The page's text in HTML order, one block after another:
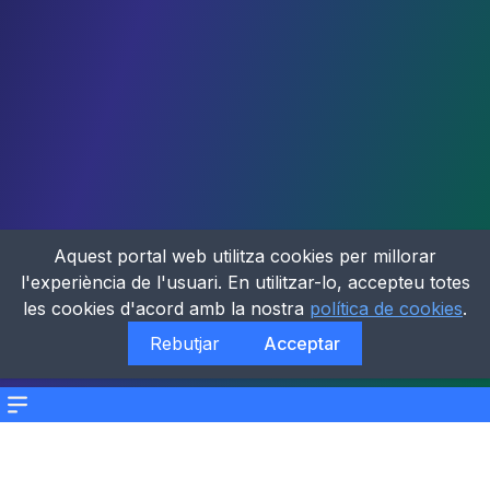
Menu
Aquest portal web utilitza cookies per millorar
l'experiència de l'usuari. En utilitzar-lo, accepteu totes
les cookies d'acord amb la nostra política de cookies.
Rebutjar
Acceptar